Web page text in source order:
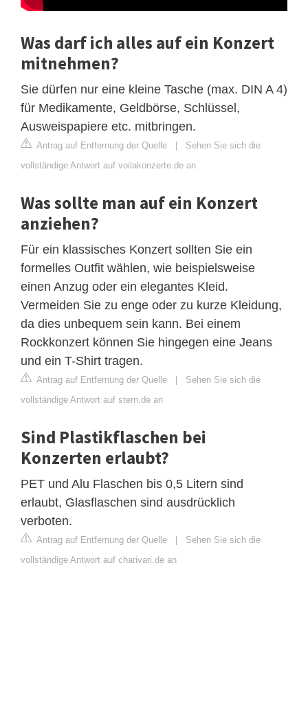
Was darf ich alles auf ein Konzert
mitnehmen?
Sie dürfen nur eine kleine Tasche (max. DIN A 4)
für Medikamente, Geldbörse, Schlüssel,
Ausweispapiere etc. mitbringen.
Antrag auf Entfernung der Quelle | Sehen Sie sich die
vollständige Antwort auf voilakonzerte.de an
Was sollte man auf ein Konzert
anziehen?
Für ein klassisches Konzert sollten Sie ein
formelles Outfit wählen, wie beispielsweise
einen Anzug oder ein elegantes Kleid.
Vermeiden Sie zu enge oder zu kurze Kleidung,
da dies unbequem sein kann. Bei einem
Rockkonzert können Sie hingegen eine Jeans
und ein T-Shirt tragen.
Antrag auf Entfernung der Quelle | Sehen Sie sich die
vollständige Antwort auf stern.de an
Sind Plastikflaschen bei
Konzerten erlaubt?
PET und Alu Flaschen bis 0,5 Litern sind
erlaubt, Glasflaschen sind ausdrücklich
verboten.
Antrag auf Entfernung der Quelle | Sehen Sie sich die
vollständige Antwort auf charivari.de an